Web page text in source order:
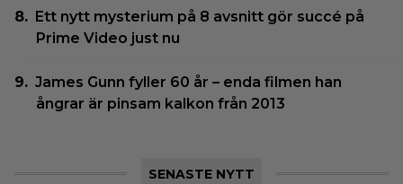
Ett nytt mysterium på 8 avsnitt gör succé på
Prime Video just nu
James Gunn fyller 60 år – enda filmen han
ångrar är pinsam kalkon från 2013
SENASTE NYTT